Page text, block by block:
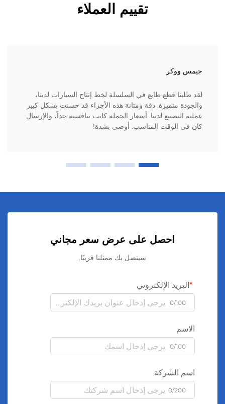
تقييم العملاء
جيمس ووكر
لقد طلبنا قطع طابع في السلسلة لخط إنتاج السيارات لدينا،
والجودة متميزة. دقة ومتانة هذه الأجزاء قد حسنت بشكل كبير
عملية التصنيع لدينا. أسعار الجملة كانت تنافسية جداً، والإرسال
كان في الوقت المناسب. أوصي بشدة!
احصل على عرض سعر مجاني
سيتصل بك ممثلنا قريبًا.
البريد الإلكتروني
0/100
الاسم
0/100
اسم الشركة
0/200